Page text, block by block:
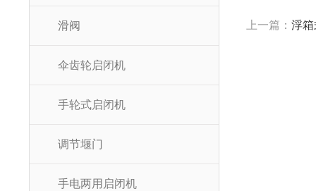
滑阀
伞齿轮启闭机
手轮式启闭机
调节堰门
手电两用启闭机
上一篇：浮